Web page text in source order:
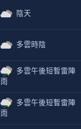
陰天
多雲時陰
多雲午後短暫雷陣
雨
多雲午後短暫雷陣
雨